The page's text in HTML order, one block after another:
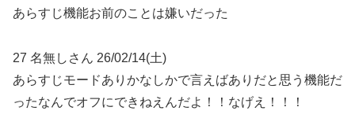
あらすじ機能お前のことは嫌いだった
27 名無しさん 26/02/14(土)
あらすじモードありかなしかで言えばありだと思う機能だ
ったなんでオフにできねえんだよ！！なげえ！！！